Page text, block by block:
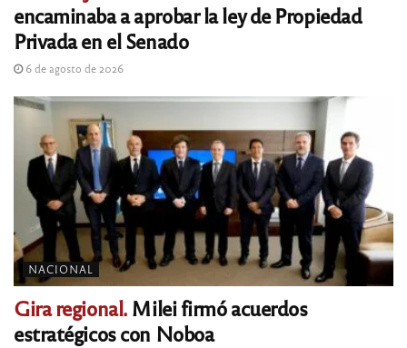
encaminaba a aprobar la ley de Propiedad
Privada en el Senado
6 de agosto de 2026
NACIONAL
Gira regional.Milei firmó acuerdos
estratégicos con Noboa